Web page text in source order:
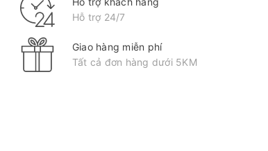
Hỗ trợ 24/7
Giao hàng miễn phí
Tất cả đơn hàng dưới 5KM